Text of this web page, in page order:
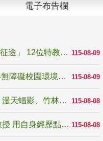
電子布告欄
115-08-09
青年百億海外圓夢基金計畫「無礙征途」 12位特教與弱勢青年勇闖西班牙 跨越感官限制見證生命蛻變
115-08-09
國教署補助22縣市積極推動「改善無障礙校園環境計畫」 打造友善、安全、無礙學習空間
115-08-08
青年壯遊點精選夏夜限定避暑提案 漫天蝠影、竹林尋蛙、茶香夜觀 邀青年暮色出發
115-08-08
教育家人物典範 發明大王林永禎教授 用自身經歷點亮學生的路